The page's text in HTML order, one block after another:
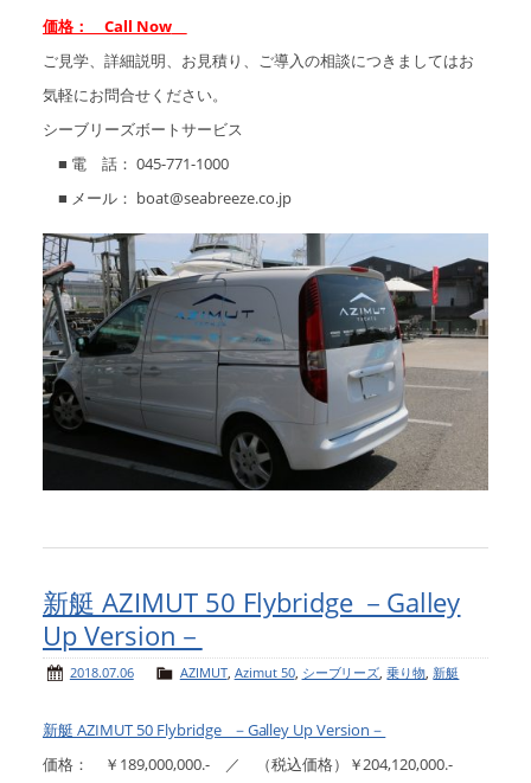
価格： Call Now
ご見学、詳細説明、お見積り、ご導入の相談につきましてはお
気軽にお問合せください。
シーブリーズボートサービス
■ 電 話： 045-771-1000
■ メール： boat@seabreeze.co.jp
新艇 AZIMUT 50 Flybridge －Galley
Up Version－
2018.07.06 AZIMUT, Azimut 50, シーブリーズ,乗り物,新艇
新艇 AZIMUT 50 Flybridge －Galley Up Version－
価格： ￥189,000,000.- ／ （税込価格）￥204,120,000.-